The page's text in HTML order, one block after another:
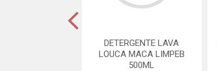
DETERGENTE LAVA
LOUCA MACA LIMPEB
500ML